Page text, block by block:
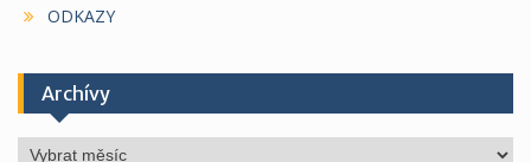
ODKAZY
Archívy
Archívy